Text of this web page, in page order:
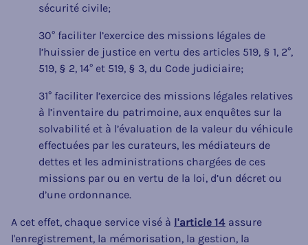
sécurité civile;
30° faciliter l’exercice des missions légales de
l’huissier de justice en vertu des articles 519, § 1, 2°,
519, § 2, 14° et 519, § 3, du Code judiciaire;
31° faciliter l’exercice des missions légales relatives
à l’inventaire du patrimoine, aux enquêtes sur la
solvabilité et à l’évaluation de la valeur du véhicule
effectuées par les curateurs, les médiateurs de
dettes et les administrations chargées de ces
missions par ou en vertu de la loi, d’un décret ou
d’une ordonnance.
A cet effet, chaque service visé à l'article 14 assure
l'enregistrement, la mémorisation, la gestion, la